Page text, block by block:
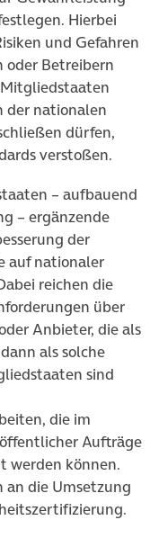
Hierbei
und Gefahren
Betreibern
der nationalen
dürfen,
verstoßen.
– aufbauend
– ergänzende
der
auf nationaler
reichen die
über
Anbieter, die als
als solche
sind
die im
Aufträge
werden können.
an die Umsetzung